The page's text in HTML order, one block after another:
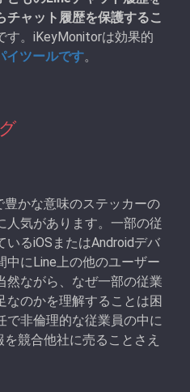
チャット履歴を保護するこ
す。iKeyMonitorは効果的
イツールです。
かな意味のステッカーの
人気があります。一部の従
るiOSまたはAndroidデバ
中にLine上の他のユーザー
然ながら、なぜ一部の従業
なのかを理解することは困
で非倫理的な従業員の中に
競合他社に売ることさえ